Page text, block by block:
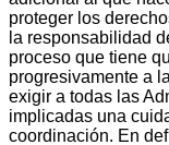
proteger los
la responsabilidad
proceso que tiene
progresivamente a
exigir a todas las
implicadas una
coordinación. En